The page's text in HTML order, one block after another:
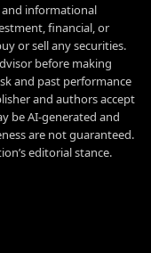
informational
financial, or
or sell any securities.
before making
and past performance
and authors accept
be AI-generated and
are not guaranteed.
editorial stance.